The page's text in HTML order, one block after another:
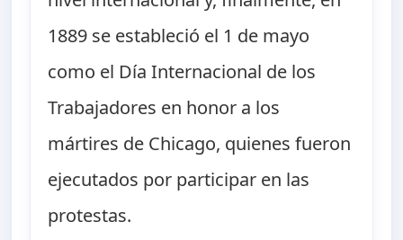
1889 se estableció el 1 de mayo
como el Día Internacional de los
Trabajadores en honor a los
mártires de Chicago, quienes fueron
ejecutados por participar en las
protestas.